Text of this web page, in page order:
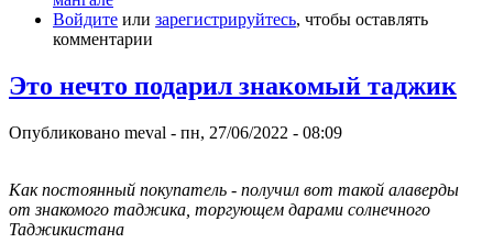
Войдите или зарегистрируйтесь, чтобы оставлять
комментарии
Это нечто подарил знакомый таджик
Опубликовано meval - пн, 27/06/2022 - 08:09
Как постоянный покупатель - получил вот такой алаверды
от знакомого таджика, торгующем дарами солнечного
Таджикистана